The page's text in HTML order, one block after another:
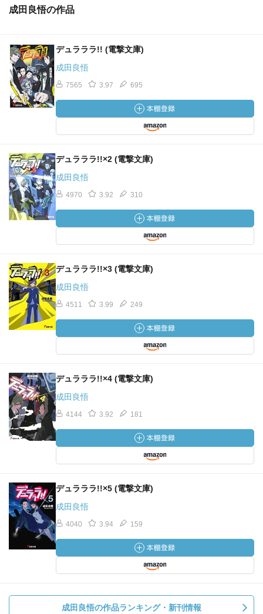
成田良悟の作品
デュラララ!! (電撃文庫)
成田良悟
7565 3.97 695
デュラララ!!×2 (電撃文庫)
成田良悟
4970 3.92 310
デュラララ!!×3 (電撃文庫)
成田良悟
4511 3.99 249
デュラララ!!×4 (電撃文庫)
成田良悟
4144 3.92 181
デュラララ!!×5 (電撃文庫)
成田良悟
4040 3.94 159
成田良悟の作品ランキング・新刊情報